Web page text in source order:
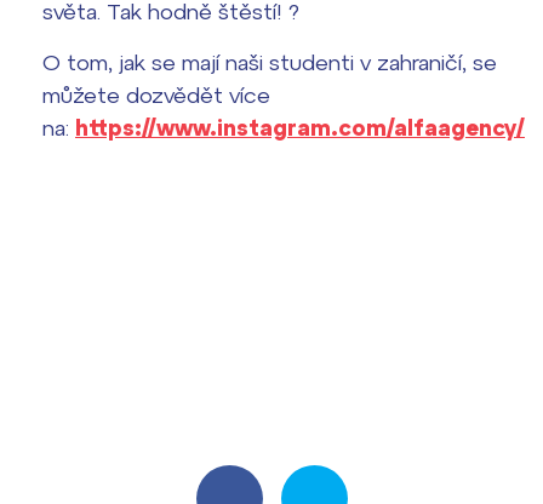
světa. Tak hodně štěstí! ?
O tom, jak se mají naši studenti v zahraničí, se
můžete dozvědět více
na: https://www.instagram.com/alfaagency/